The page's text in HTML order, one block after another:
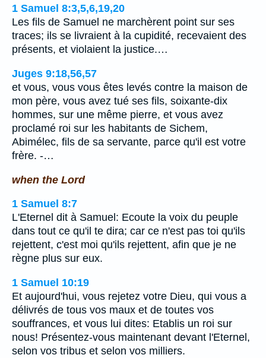
1 Samuel 8:3,5,6,19,20
Les fils de Samuel ne marchèrent point sur ses
traces; ils se livraient à la cupidité, recevaient des
présents, et violaient la justice.…
Juges 9:18,56,57
et vous, vous vous êtes levés contre la maison de
mon père, vous avez tué ses fils, soixante-dix
hommes, sur une même pierre, et vous avez
proclamé roi sur les habitants de Sichem,
Abimélec, fils de sa servante, parce qu'il est votre
frère. -…
when the Lord
1 Samuel 8:7
L'Eternel dit à Samuel: Ecoute la voix du peuple
dans tout ce qu'il te dira; car ce n'est pas toi qu'ils
rejettent, c'est moi qu'ils rejettent, afin que je ne
règne plus sur eux.
1 Samuel 10:19
Et aujourd'hui, vous rejetez votre Dieu, qui vous a
délivrés de tous vos maux et de toutes vos
souffrances, et vous lui dites: Etablis un roi sur
nous! Présentez-vous maintenant devant l'Eternel,
selon vos tribus et selon vos milliers.